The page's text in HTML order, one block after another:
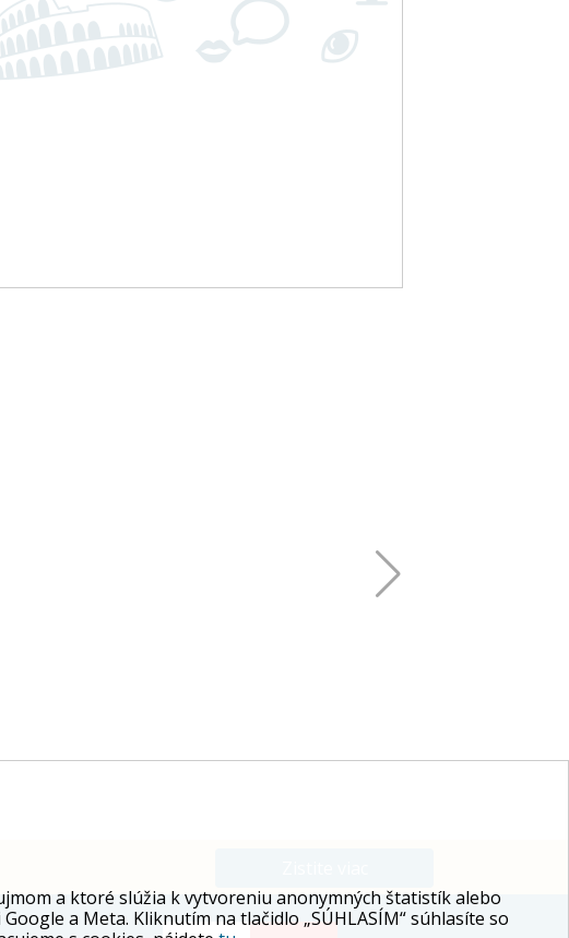
a ktoré slúžia k vytvoreniu anonymných štatistík alebo
a Meta. Kliknutím na tlačidlo „SÚHLASÍM“ súhlasíte so